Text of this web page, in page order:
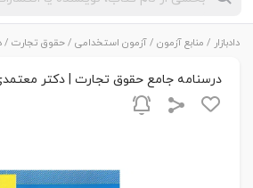
دادبازار / منابع آزمون /آزمون استخدامی /حقوق تجارت /
درسنامه جامع حقوق تجارت | دکتر